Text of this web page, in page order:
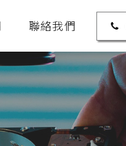
聯絡我們